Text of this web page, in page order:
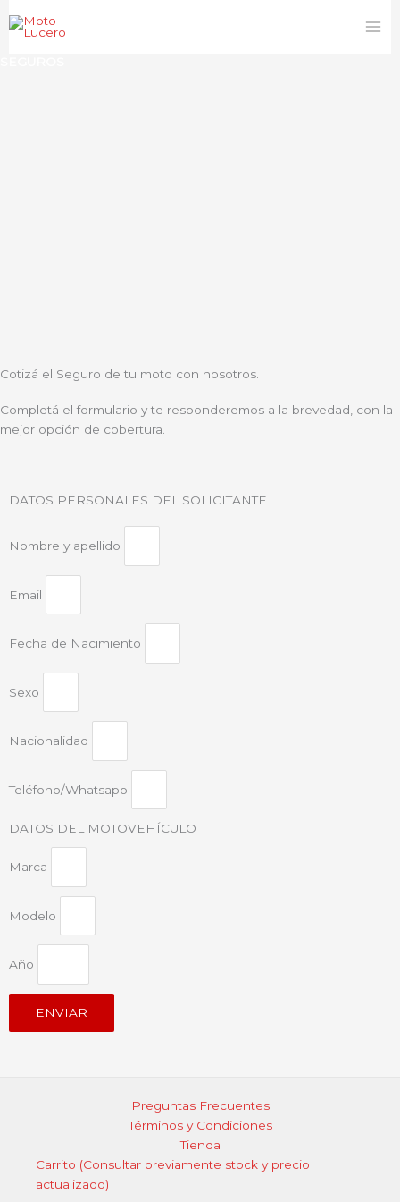
Cotizá el Seguro de tu moto con nosotros.
Completá el formulario y te responderemos a la brevedad, con la
mejor opción de cobertura.
DATOS PERSONALES DEL SOLICITANTE
Nombre y apellido
Email
Fecha de Nacimiento
Sexo
Nacionalidad
Teléfono/Whatsapp
DATOS DEL MOTOVEHÍCULO
Marca
Modelo
Año
ENVIAR
Preguntas Frecuentes
Términos y Condiciones
Tienda
Carrito (Consultar previamente stock y precio
actualizado)